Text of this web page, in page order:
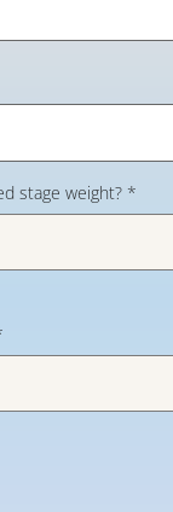
stage weight? *